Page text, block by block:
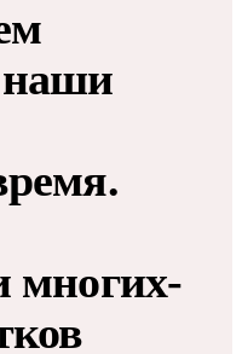
наши
многих-